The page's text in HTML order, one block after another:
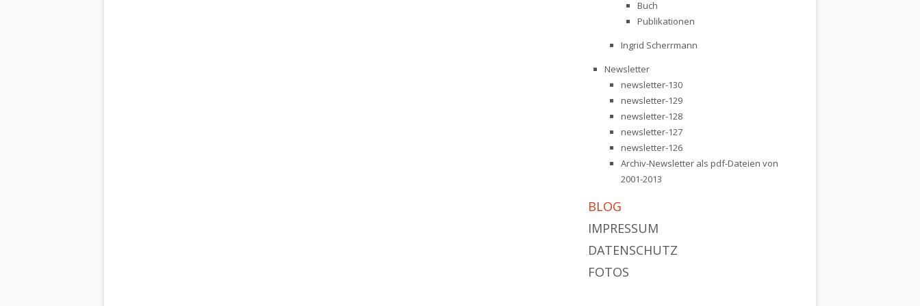
Buch
Publikationen
Ingrid Scherrmann
Newsletter
newsletter-130
newsletter-129
newsletter-128
newsletter-127
newsletter-126
Archiv-Newsletter als pdf-Dateien von
2001-2013
BLOG
IMPRESSUM
DATENSCHUTZ
FOTOS